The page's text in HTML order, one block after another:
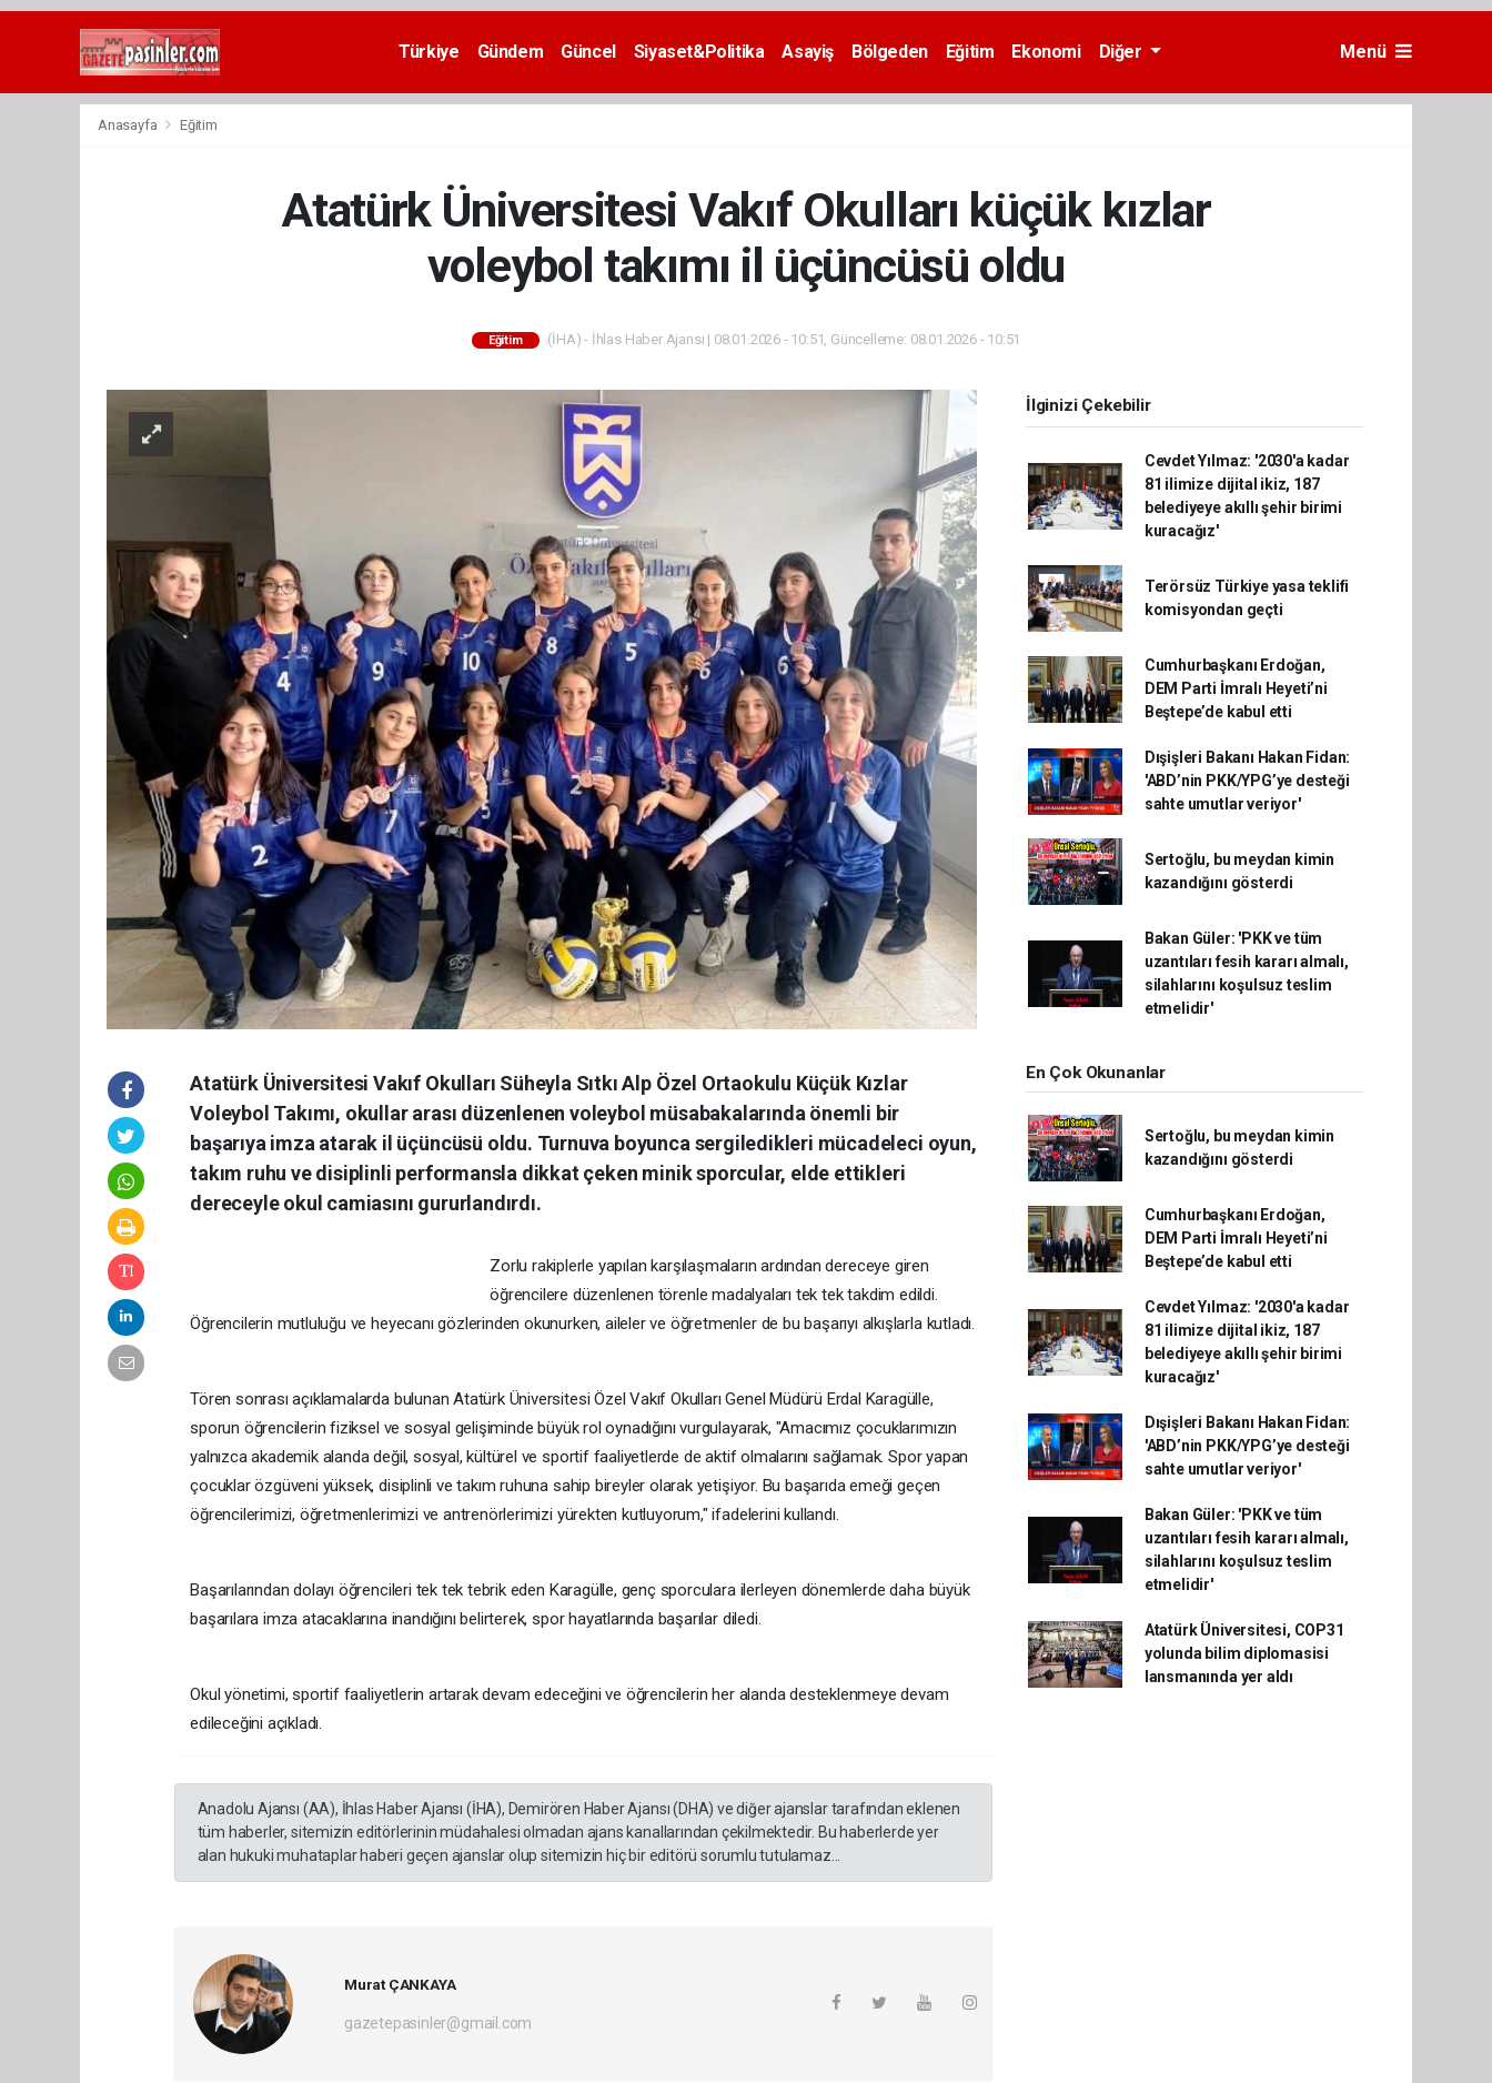
Deneme
Türkiye Gündem Güncel Siyaset&Politika Asayiş Bölgeden Eğitim Ekonomi Diğer Menü
Anasayfa Eğitim
Atatürk Üniversitesi Vakıf Okulları küçük kızlar
voleybol takımı il üçüncüsü oldu
Eğitim (İHA) - İhlas Haber Ajansı | 08.01.2026 - 10:51, Güncelleme: 08.01.2026 - 10:51
Atatürk Üniversitesi Vakıf Okulları Süheyla Sıtkı Alp Özel Ortaokulu Küçük Kızlar
Voleybol Takımı, okullar arası düzenlenen voleybol müsabakalarında önemli bir
başarıya imza atarak il üçüncüsü oldu. Turnuva boyunca sergiledikleri mücadeleci oyun,
takım ruhu ve disiplinli performansla dikkat çeken minik sporcular, elde ettikleri
dereceyle okul camiasını gururlandırdı.
Zorlu rakiplerle yapılan karşılaşmaların ardından dereceye giren
öğrencilere düzenlenen törenle madalyaları tek tek takdim edildi.
Öğrencilerin mutluluğu ve heyecanı gözlerinden okunurken, aileler ve öğretmenler de bu başarıyı alkışlarla kutladı.
Tören sonrası açıklamalarda bulunan Atatürk Üniversitesi Özel Vakıf Okulları Genel Müdürü Erdal Karagülle,
sporun öğrencilerin fiziksel ve sosyal gelişiminde büyük rol oynadığını vurgulayarak, "Amacımız çocuklarımızın
yalnızca akademik alanda değil, sosyal, kültürel ve sportif faaliyetlerde de aktif olmalarını sağlamak. Spor yapan
çocuklar özgüveni yüksek, disiplinli ve takım ruhuna sahip bireyler olarak yetişiyor. Bu başarıda emeği geçen
öğrencilerimizi, öğretmenlerimizi ve antrenörlerimizi yürekten kutluyorum," ifadelerini kullandı.
Başarılarından dolayı öğrencileri tek tek tebrik eden Karagülle, genç sporculara ilerleyen dönemlerde daha büyük
başarılara imza atacaklarına inandığını belirterek, spor hayatlarında başarılar diledi.
Okul yönetimi, sportif faaliyetlerin artarak devam edeceğini ve öğrencilerin her alanda desteklenmeye devam
edileceğini açıkladı.
Anadolu Ajansı (AA), İhlas Haber Ajansı (İHA), Demirören Haber Ajansı (DHA) ve diğer ajanslar tarafından eklenen
tüm haberler, sitemizin editörlerinin müdahalesi olmadan ajans kanallarından çekilmektedir. Bu haberlerde yer
alan hukuki muhataplar haberi geçen ajanslar olup sitemizin hiç bir editörü sorumlu tutulamaz...
Murat ÇANKAYA
gazetepasinler@gmail.com
İlginizi Çekebilir
Cevdet Yılmaz: '2030'a kadar
81 ilimize dijital ikiz, 187
belediyeye akıllı şehir birimi
kuracağız'
Terörsüz Türkiye yasa teklifi
komisyondan geçti
Cumhurbaşkanı Erdoğan,
DEM Parti İmralı Heyeti’ni
Beştepe’de kabul etti
Dışişleri Bakanı Hakan Fidan:
'ABD’nin PKK/YPG’ye desteği
sahte umutlar veriyor'
Sertoğlu, bu meydan kimin
kazandığını gösterdi
Bakan Güler: 'PKK ve tüm
uzantıları fesih kararı almalı,
silahlarını koşulsuz teslim
etmelidir'
En Çok Okunanlar
Sertoğlu, bu meydan kimin
kazandığını gösterdi
Cumhurbaşkanı Erdoğan,
DEM Parti İmralı Heyeti’ni
Beştepe’de kabul etti
Cevdet Yılmaz: '2030'a kadar
81 ilimize dijital ikiz, 187
belediyeye akıllı şehir birimi
kuracağız'
Dışişleri Bakanı Hakan Fidan:
'ABD’nin PKK/YPG’ye desteği
sahte umutlar veriyor'
Bakan Güler: 'PKK ve tüm
uzantıları fesih kararı almalı,
silahlarını koşulsuz teslim
etmelidir'
Atatürk Üniversitesi, COP31
yolunda bilim diplomasisi
lansmanında yer aldı